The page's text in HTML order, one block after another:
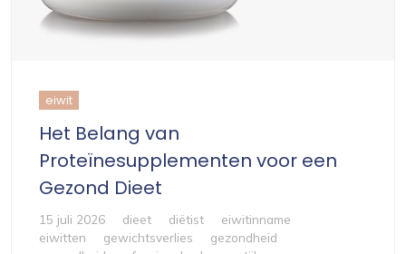
eiwit
Het Belang van
Proteïnesupplementen voor een
Gezond Dieet
15 juli 2026 dieet diëtist
eiwitinname
eiwitten
gewichtsverlies
gezondheid